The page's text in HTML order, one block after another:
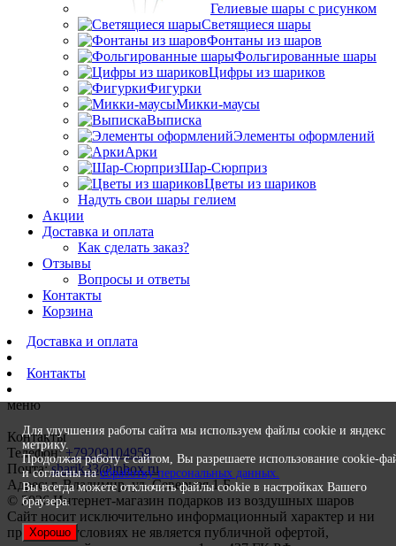
Гелиевые шары с рисунком
Светящиеся шары
Фонтаны из шаров
Фольгированные шары
Цифры из шариков
Фигурки
Микки-маусы
Выписка
Элементы оформлений
Арки
Шар-Сюрприз
Цветы из шариков
Надуть свои шары гелием
Акции
Доставка и оплата
Как сделать заказ?
Отзывы
Вопросы и ответы
Контакты
Корзина
Доставка и оплата
Контакты
меню
Контакты
Телефон:+79209104959
Почта:sharik33@inbox.ru
Адрес: г. Владимир, ул. Северная 1 Б
© 2026 Интернет-магазин подарков из воздушных шаров
Сайт носит исключительно информационный характер и ни
при каких условиях не является публичной офертой,
Для улучшения работы сайта мы используем файлы cookie и яндекс
метрику.
Продолжая работу с сайтом, Вы разрешаете использование cookie-
и согласны наобработку персональных данных.
Вы всегда можете отключить файлы cookie в настройках Вашего
браузера.
Хорошо